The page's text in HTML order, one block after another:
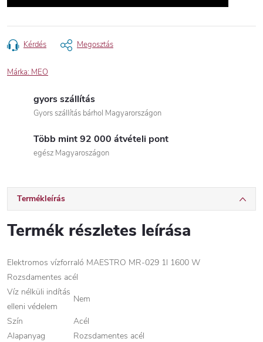
Kérdés Megosztás
Márka: MEO
gyors szállítás
Gyors szállítás bárhol Magyarországon
Több mint 92 000 átvételi pont
egész Magyaroszágon
Termékleírás
Termék részletes leírása
Elektromos vízforraló MAESTRO MR-029 1l 1600 W
Rozsdamentes acél
Víz nélküli indítás
elleni védelem
Nem
Szín
Acél
Alapanyag
Rozsdamentes acél